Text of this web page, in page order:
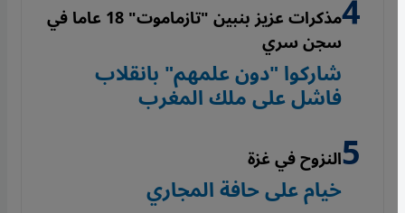
مذكرات عزيز بنبين "تازماموت" 18 عاما في
سجن سري
شاركوا "دون علمهم" بانقلاب
فاشل على ملك المغرب
النزوح في غزة
خيام على حافة المجاري